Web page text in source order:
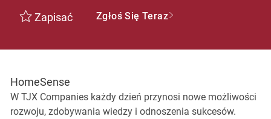
Zapisać Zgłoś Się Teraz
HomeSense
W TJX Companies każdy dzień przynosi nowe możliwości
rozwoju, zdobywania wiedzy i odnoszenia sukcesów.